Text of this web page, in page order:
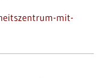
mit-